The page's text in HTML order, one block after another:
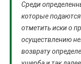
Среди
которые
отметить иски о
осуществлению
возврату